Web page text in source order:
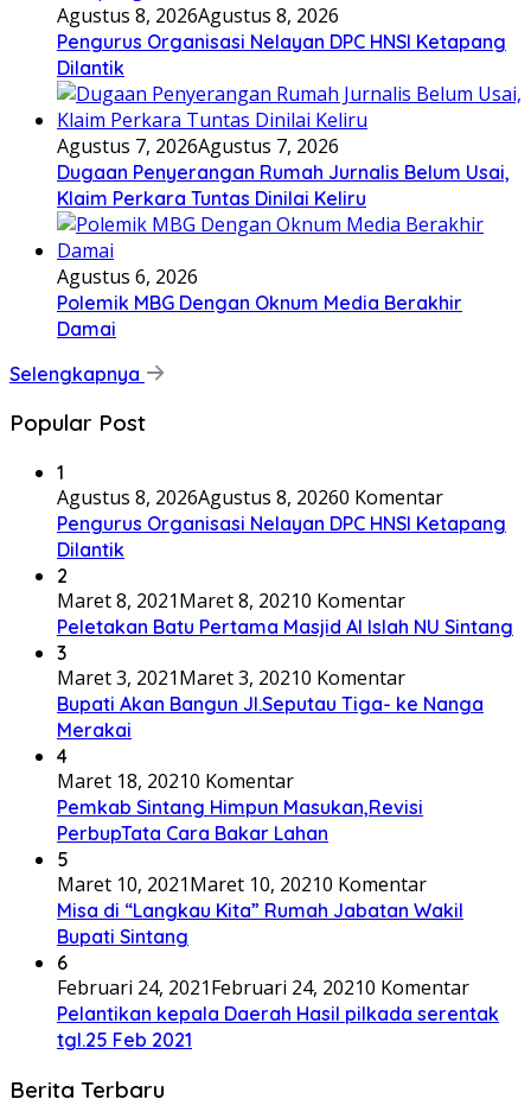
Agustus 8, 2026Agustus 8, 2026
Pengurus Organisasi Nelayan DPC HNSI Ketapang
Dilantik
Agustus 7, 2026Agustus 7, 2026
Dugaan Penyerangan Rumah Jurnalis Belum Usai,
Klaim Perkara Tuntas Dinilai Keliru
Agustus 6, 2026
Polemik MBG Dengan Oknum Media Berakhir
Damai
Selengkapnya
Popular Post
1
Agustus 8, 2026Agustus 8, 20260 Komentar
Pengurus Organisasi Nelayan DPC HNSI Ketapang
Dilantik
2
Maret 8, 2021Maret 8, 20210 Komentar
Peletakan Batu Pertama Masjid Al Islah NU Sintang
3
Maret 3, 2021Maret 3, 20210 Komentar
Bupati Akan Bangun Jl.Seputau Tiga- ke Nanga
Merakai
4
Maret 18, 20210 Komentar
Pemkab Sintang Himpun Masukan,Revisi
PerbupTata Cara Bakar Lahan
5
Maret 10, 2021Maret 10, 20210 Komentar
Misa di “Langkau Kita” Rumah Jabatan Wakil
Bupati Sintang
6
Februari 24, 2021Februari 24, 20210 Komentar
Pelantikan kepala Daerah Hasil pilkada serentak
tgl.25 Feb 2021
Berita Terbaru